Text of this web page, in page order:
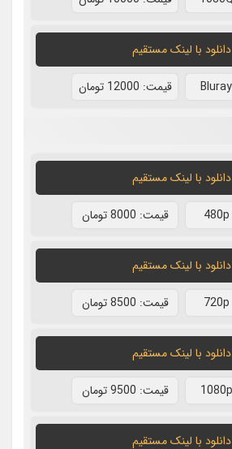
دانلود با لينک مستقيم
قيمت: 12000 تومان
دانلود با لينک مستقيم
قيمت: 8000 تومان
دانلود با لينک مستقيم
قيمت: 8500 تومان
دانلود با لينک مستقيم
قيمت: 9500 تومان
دانلود با لينک مستقيم